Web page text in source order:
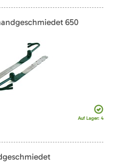
650
Auf Lager: 4